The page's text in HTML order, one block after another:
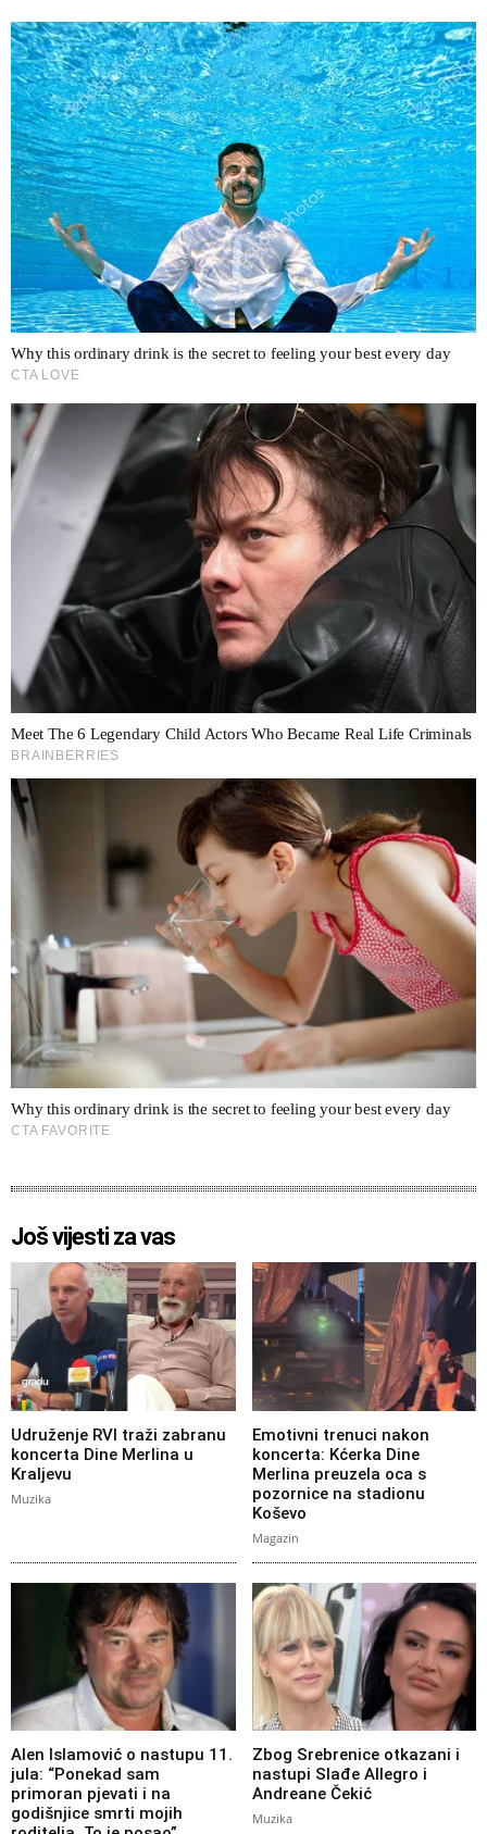
Još vijesti za vas
Udruženje RVI traži zabranu
koncerta Dine Merlina u
Kraljevu
Muzika
Emotivni trenuci nakon
koncerta: Kćerka Dine
Merlina preuzela oca s
pozornice na stadionu
Koševo
Magazin
Alen Islamović o nastupu 11.
jula: “Ponekad sam
primoran pjevati i na
godišnjice smrti mojih
Zbog Srebrenice otkazani i
nastupi Slađe Allegro i
Andreane Čekić
Muzika